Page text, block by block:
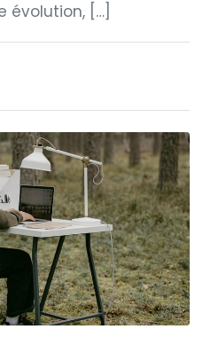
évolution, […]